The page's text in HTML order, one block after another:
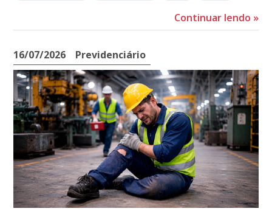
Continuar lendo »
16/07/2026 Previdenciário